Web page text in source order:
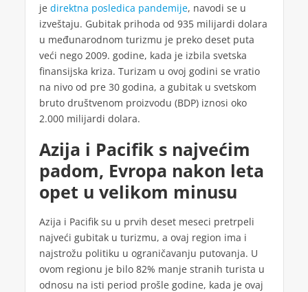
je direktna posledica pandemije, navodi se u
izveštaju. Gubitak prihoda od 935 milijardi dolara
u međunarodnom turizmu je preko deset puta
veći nego 2009. godine, kada je izbila svetska
finansijska kriza. Turizam u ovoj godini se vratio
na nivo od pre 30 godina, a gubitak u svetskom
bruto društvenom proizvodu (BDP) iznosi oko
2.000 milijardi dolara.
Azija i Pacifik s najvećim
padom, Evropa nakon leta
opet u velikom minusu
Azija i Pacifik su u prvih deset meseci pretrpeli
najveći gubitak u turizmu, a ovaj region ima i
najstrožu politiku u ograničavanju putovanja. U
ovom regionu je bilo 82% manje stranih turista u
odnosu na isti period prošle godine, kada je ovaj